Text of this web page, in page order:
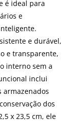
é ideal para
e
e durável,
e transparente,
interno sem a
inclui
armazenados
dos
x 23,5 cm, ele